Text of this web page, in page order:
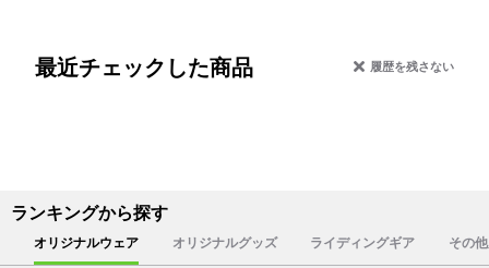
最近チェックした商品 履歴を残さない
ランキングから探す
オリジナルウェア オリジナルグッズ ライディングギア その